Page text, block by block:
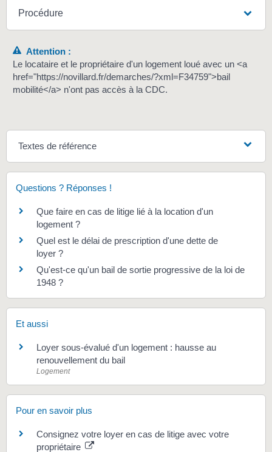
Procédure
Attention :
Le locataire et le propriétaire d'un logement loué avec un <a
href="https://novillard.fr/demarches/?xml=F34759">bail
mobilité</a> n'ont pas accès à la CDC.
Textes de référence
Questions ? Réponses !
Que faire en cas de litige lié à la location d'un
logement ?
Quel est le délai de prescription d'une dette de
loyer ?
Qu'est-ce qu'un bail de sortie progressive de la loi de
1948 ?
Et aussi
Loyer sous-évalué d'un logement : hausse au
renouvellement du bail
Logement
Pour en savoir plus
Consignez votre loyer en cas de litige avec votre
propriétaire